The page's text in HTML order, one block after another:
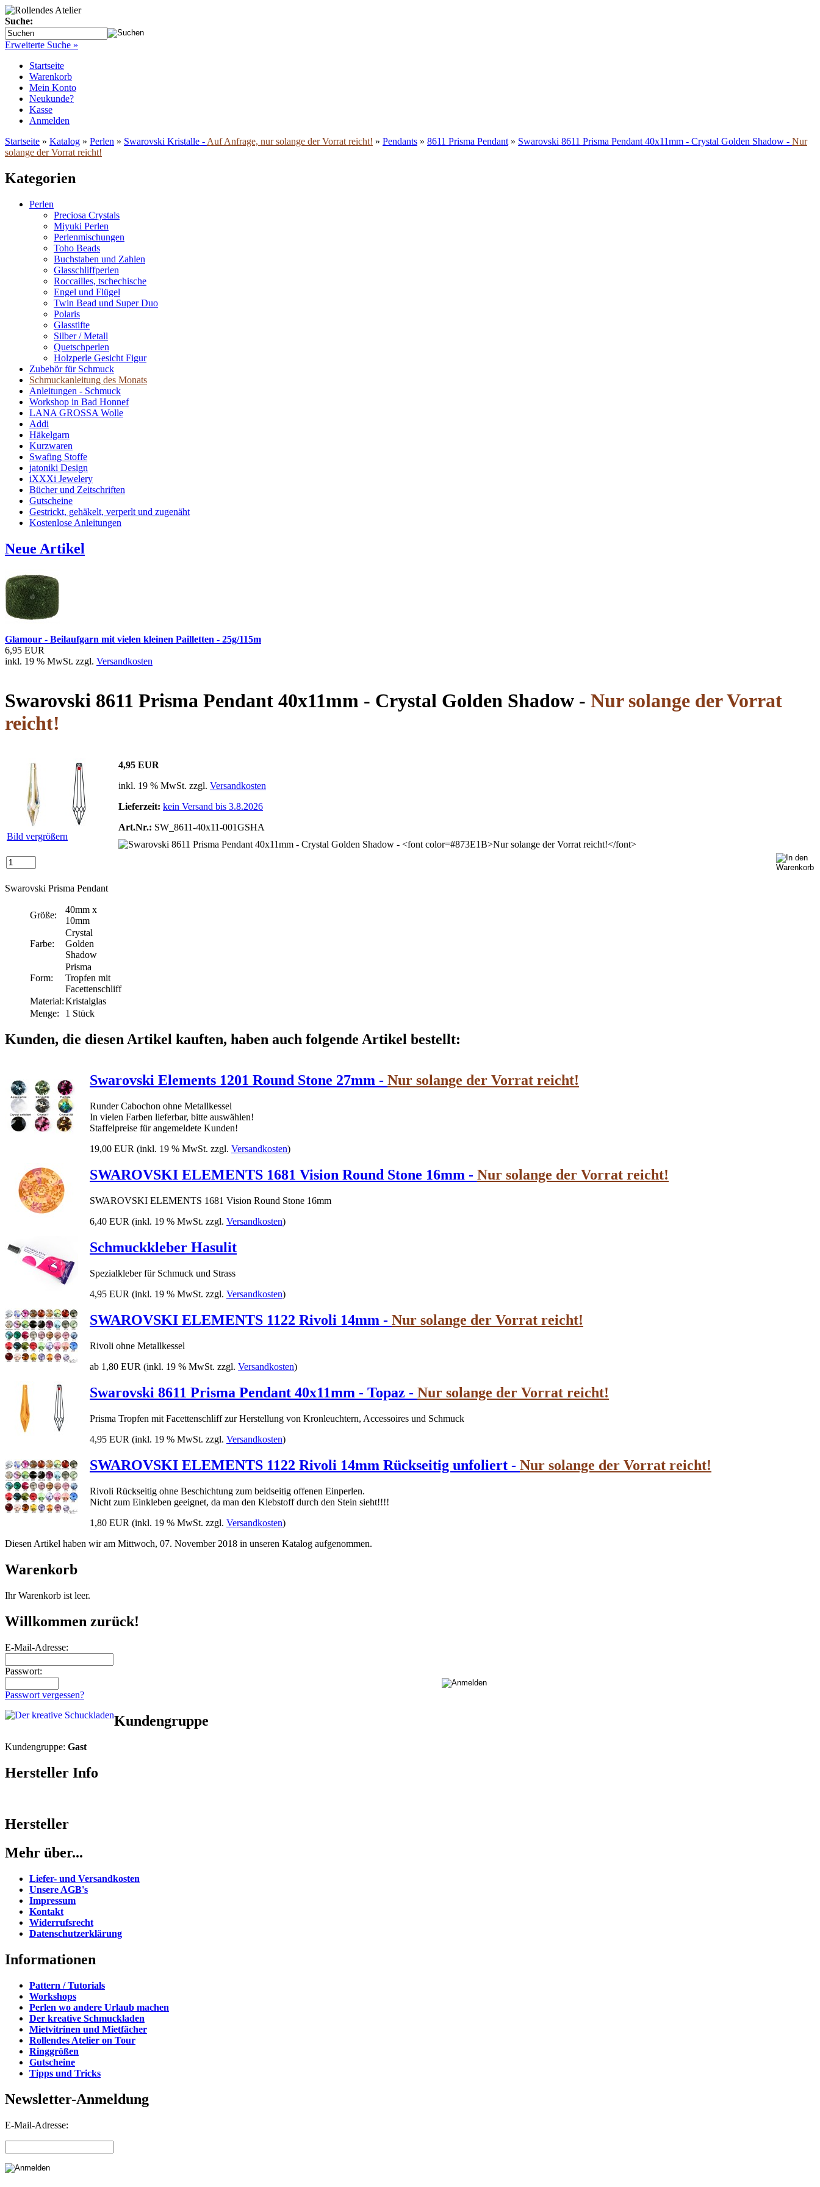
Suche:
Erweiterte Suche »
Startseite
Warenkorb
Mein Konto
Neukunde?
Kasse
Anmelden
Startseite » Katalog » Perlen » Swarovski Kristalle - Auf Anfrage, nur solange der Vorrat reicht! » Pendants » 8611 Prisma Pendant » Swarovski 8611 Prisma Pendant 40x11mm - Crystal Golden Shadow - Nur
solange der Vorrat reicht!
Kategorien
Perlen
Preciosa Crystals
Miyuki Perlen
Perlenmischungen
Toho Beads
Buchstaben und Zahlen
Glasschliffperlen
Roccailles, tschechische
Engel und Flügel
Twin Bead und Super Duo
Polaris
Glasstifte
Silber / Metall
Quetschperlen
Holzperle Gesicht Figur
Zubehör für Schmuck
Schmuckanleitung des Monats
Anleitungen - Schmuck
Workshop in Bad Honnef
LANA GROSSA Wolle
Addi
Häkelgarn
Kurzwaren
Swafing Stoffe
jatoniki Design
iXXXi Jewelery
Bücher und Zeitschriften
Gutscheine
Gestrickt, gehäkelt, verperlt und zugenäht
Kostenlose Anleitungen
Neue Artikel
Glamour - Beilaufgarn mit vielen kleinen Pailletten - 25g/115m
6,95 EUR
inkl. 19 % MwSt. zzgl. Versandkosten
Swarovski 8611 Prisma Pendant 40x11mm - Crystal Golden Shadow - Nur solange der Vorrat
reicht!
Bild vergrößern
4,95 EUR
inkl. 19 % MwSt. zzgl. Versandkosten
Lieferzeit: kein Versand bis 3.8.2026
Art.Nr.: SW_8611-40x11-001GSHA
Swarovski Prisma Pendant
Größe:
40mm x
10mm
Farbe:
Crystal
Golden
Shadow
Form:
Prisma
Tropfen mit
Facettenschliff
Material:Kristalglas
Menge:
1 Stück
Kunden, die diesen Artikel kauften, haben auch folgende Artikel bestellt:
Swarovski Elements 1201 Round Stone 27mm - Nur solange der Vorrat reicht!
Runder Cabochon ohne Metallkessel
In vielen Farben lieferbar, bitte auswählen!
Staffelpreise für angemeldete Kunden!
19,00 EUR (inkl. 19 % MwSt. zzgl. Versandkosten)
SWAROVSKI ELEMENTS 1681 Vision Round Stone 16mm - Nur solange der Vorrat reicht!
SWAROVSKI ELEMENTS 1681 Vision Round Stone 16mm
6,40 EUR (inkl. 19 % MwSt. zzgl. Versandkosten)
Schmuckkleber Hasulit
Spezialkleber für Schmuck und Strass
4,95 EUR (inkl. 19 % MwSt. zzgl. Versandkosten)
SWAROVSKI ELEMENTS 1122 Rivoli 14mm - Nur solange der Vorrat reicht!
Rivoli ohne Metallkessel
ab 1,80 EUR (inkl. 19 % MwSt. zzgl. Versandkosten)
Swarovski 8611 Prisma Pendant 40x11mm - Topaz - Nur solange der Vorrat reicht!
Prisma Tropfen mit Facettenschliff zur Herstellung von Kronleuchtern, Accessoires und Schmuck
4,95 EUR (inkl. 19 % MwSt. zzgl. Versandkosten)
SWAROVSKI ELEMENTS 1122 Rivoli 14mm Rückseitig unfoliert - Nur solange der Vorrat reicht!
Rivoli Rückseitig ohne Beschichtung zum beidseitig offenen Einperlen.
Nicht zum Einkleben geeignet, da man den Klebstoff durch den Stein sieht!!!!
1,80 EUR (inkl. 19 % MwSt. zzgl. Versandkosten)
Diesen Artikel haben wir am Mittwoch, 07. November 2018 in unseren Katalog aufgenommen.
Warenkorb
Ihr Warenkorb ist leer.
Willkommen zurück!
E-Mail-Adresse:
Passwort:
Passwort vergessen?
Kundengruppe
Kundengruppe: Gast
Hersteller Info
Hersteller
Mehr über...
Liefer- und Versandkosten
Unsere AGB's
Impressum
Kontakt
Widerrufsrecht
Datenschutzerklärung
Informationen
Pattern / Tutorials
Workshops
Perlen wo andere Urlaub machen
Der kreative Schmuckladen
Mietvitrinen und Mietfächer
Rollendes Atelier on Tour
Ringgrößen
Gutscheine
Tipps und Tricks
Newsletter-Anmeldung
E-Mail-Adresse: